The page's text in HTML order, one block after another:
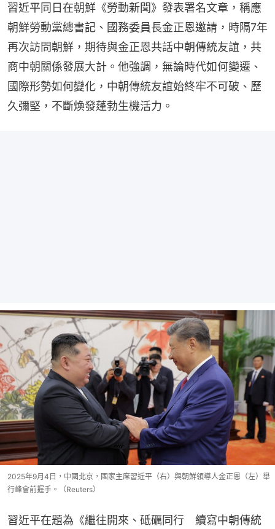
習近平同日在朝鮮《勞動新聞》發表署名文章，稱應
朝鮮勞動黨總書記、國務委員長金正恩邀請，時隔7年
再次訪問朝鮮，期待與金正恩共話中朝傳統友誼，共
商中朝關係發展大計。他強調，無論時代如何變遷、
國際形勢如何變化，中朝傳統友誼始終牢不可破、歷
久彌堅，不斷煥發蓬勃生機活力。
2025年9月4日，中國北京，國家主席習近平（右）與朝鮮領導人金正恩（左）舉
行峰會前握手。（Reuters）
習近平在題為《繼往開來、砥礪同行　續寫中朝傳統